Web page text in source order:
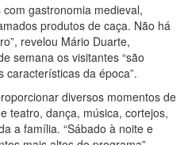
gastronomia medieval,
produtos de caça. Não há
revelou Mário Duarte,
semana os visitantes “são
características da época”.
diversos momentos de
teatro, dança, música, cortejos,
a família. “Sábado à noite e